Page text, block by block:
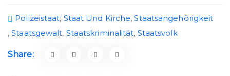
Polizeistaat, Staat Und Kirche,Staatsangehörigkeit
,Staatsgewalt, Staatskriminalität, Staatsvolk
Share: